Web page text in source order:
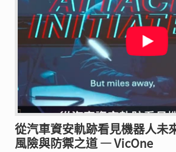
從汽車資安軌跡看見機器人未
風險與防禦之道 — VicOne